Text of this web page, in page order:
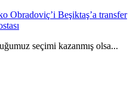
Obradoviç’i Beşiktaş’a transfer
seçimi kazanmış olsa...